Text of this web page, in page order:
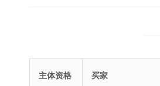
主体资格 买家